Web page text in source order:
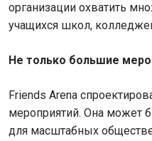
организации охватить
учащихся школ,
Не только большие
Friends Arena
мероприятий. Она может
для масштабных